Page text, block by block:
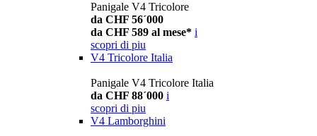
Panigale V4 Tricolore
da CHF 56´000
da CHF 589 al mese* i
scopri di piu
V4 Tricolore Italia
Panigale V4 Tricolore Italia
da CHF 88´000 i
scopri di piu
V4 Lamborghini